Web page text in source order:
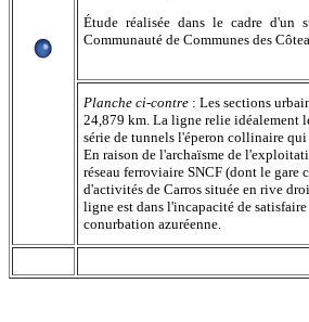
Étude réalisée dans le cadre d'un
Communauté de Communes des
Planche ci-contre : Les sections
24,879 km. La ligne relie idéalement
série de tunnels l'éperon collinaire qui
En raison de l'archaïsme de
réseau ferroviaire SNCF (dont le gare
d'activités de Carros située en rive
ligne est dans l'incapacité de
conurbation azuréenne.